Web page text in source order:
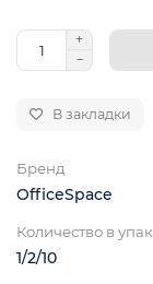
В закладки
Бренд
OfficeSpace
Количество в
1/2/10